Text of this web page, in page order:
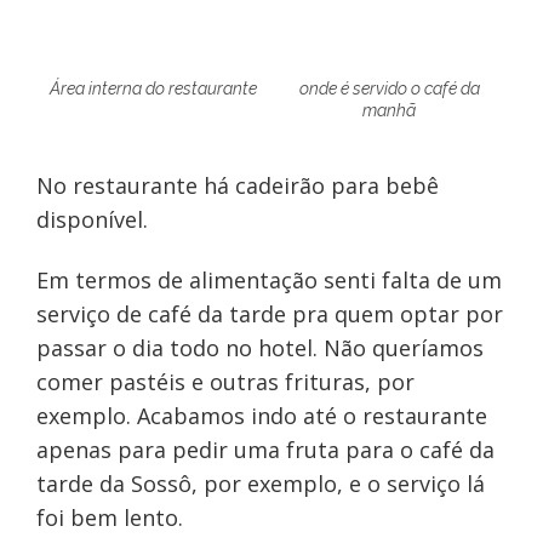
Área interna do restaurante
onde é servido o café da
manhã
No restaurante há cadeirão para bebê
disponível.
Em termos de alimentação senti falta de um
serviço de café da tarde pra quem optar por
passar o dia todo no hotel. Não queríamos
comer pastéis e outras frituras, por
exemplo. Acabamos indo até o restaurante
apenas para pedir uma fruta para o café da
tarde da Sossô, por exemplo, e o serviço lá
foi bem lento.